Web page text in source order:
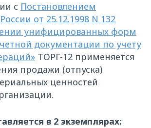
с Постановлением
от 25.12.1998 N 132
унифицированных форм
документации по учету
ТОРГ-12 применяется
продажи (отпуска)
ценностей
в 2 экземплярах: